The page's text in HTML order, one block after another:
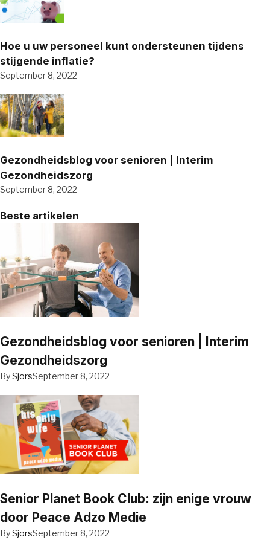
Hoe u uw personeel kunt ondersteunen tijdens
stijgende inflatie?
September 8, 2022
Gezondheidsblog voor senioren | Interim
Gezondheidszorg
September 8, 2022
Beste artikelen
Gezondheidsblog voor senioren | Interim
Gezondheidszorg
BySjorsSeptember 8, 2022
Senior Planet Book Club: zijn enige vrouw
door Peace Adzo Medie
BySjorsSeptember 8, 2022